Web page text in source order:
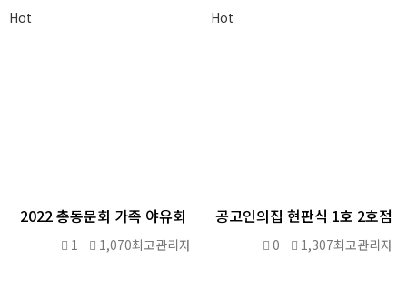
Hot
2022 총동문회 가족 야유회
최고관리자
1 1,070
Hot
공고인의집 현판식 1호 2호점
최고관리자
0 1,307